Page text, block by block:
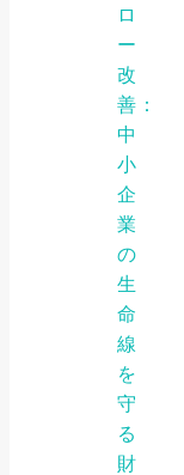
ロ
ー
改
善：
中
小
企
業
の
生
命
線
を
守
る
財